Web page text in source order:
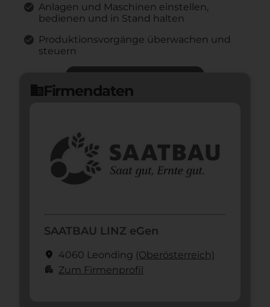
Anlagen und Maschinen einstellen,
bedienen und in Stand halten
Produktionsvorgänge überwachen und
steuern
domainFirmendaten
SAATBAU LINZ eGen
location_on 4060 Leonding (Ober­österreich)
apartment Zum Firmenprofil